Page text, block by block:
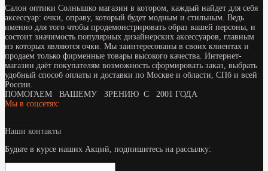
Салон оптики Солнышко магазин в котором, каждый найдет для себя
аксессуар: очки, оправу, который будет модным и стильным. Ведь
именно для того чтобы продемонстрировать образ вашей персоны, и
состоит значимость популярных дизайнерских аксессуаров, главным
из которых являются очки. Мы заинтересованы в своих клиентах и
продаем только фирменные товары высокого качества. Интернет-
магазин даёт покупателям возможность сформировать заказ, выбрать
удобный способ оплаты и доставки по Москве и области, СПб и всей
России.
ПОМОГАЕМ ВАШЕМУ ЗРЕНИЮ С 2001 ГОДА
Мы в соцсетях:
Наши контакты
Будьте в курсе наших Акций, подпишитесь на рассылку: